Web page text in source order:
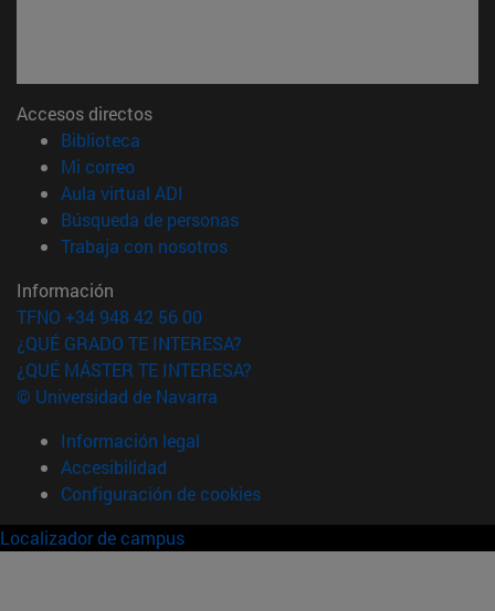
Accesos directos
Biblioteca
Mi correo(abre en nueva ventana)
Aula virtual ADI
Búsqueda de personas(abre en nueva ventana)
Trabaja con nosotros(abre en nueva ventana)
Información
TFNO +34 948 42 56 00
¿QUÉ GRADO TE INTERESA?
¿QUÉ MÁSTER TE INTERESA?
© Universidad de Navarra
Información legal
Accesibilidad
Configuración de cookies
Localizador de campus